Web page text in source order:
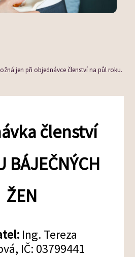
jen při objednávce členství na půl roku.
členství
BÁJEČNÝCH
ŽEN
Ing. Tereza
IČ: 03799441